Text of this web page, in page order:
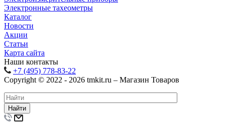
Электронные тахеометры
Каталог
Новости
Акции
Статьи
Карта сайта
Наши контакты
+7 (495) 778-83-22
Copyright © 2022 - 2026 tmkit.ru – Магазин Товаров
Найти